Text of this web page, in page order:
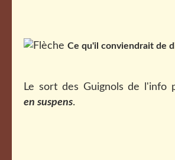
Ce qu'il conviendrait de
Le sort des Guignols de l'info
en suspens.